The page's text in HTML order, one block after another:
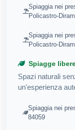
Spiaggia nei
Policastro-
Spiaggia nei
Policastro-
Spiagge
Spazi naturali
un'esperienza
Spiaggia nei
84059